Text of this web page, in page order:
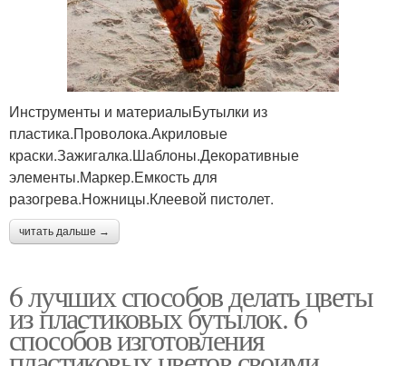
Инструменты и материалыБутылки из
пластика.Проволока.Акриловые
краски.Зажигалка.Шаблоны.Декоративные
элементы.Маркер.Емкость для
разогрева.Ножницы.Клеевой пистолет.
читать дальше →
6 лучших способов делать цветы
из пластиковых бутылок. 6
способов изготовления